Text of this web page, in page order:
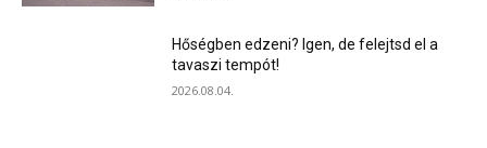
Hőségben edzeni? Igen, de felejtsd el a
tavaszi tempót!
2026.08.04.